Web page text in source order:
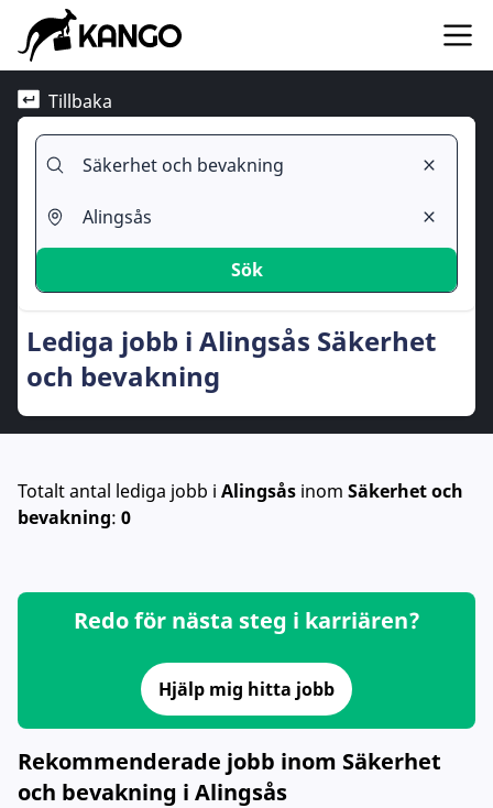
Tillbaka
Sök
Lediga jobb i Alingsås Säkerhet
och bevakning
Totalt antal lediga jobb i Alingsås inom Säkerhet och
bevakning: 0
Redo för nästa steg i karriären?
Hjälp mig hitta jobb
Rekommenderade jobb inom Säkerhet
och bevakning i Alingsås